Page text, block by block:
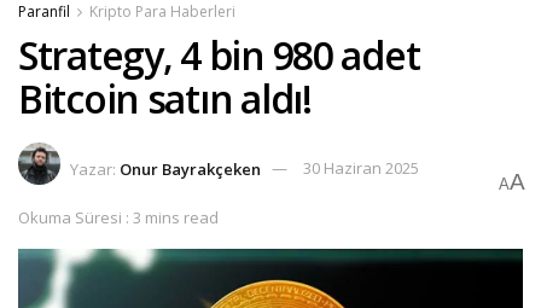
Paranfil Kripto Para Haberleri
Strategy, 4 bin 980 adet
Bitcoin satın aldı!
Yazar: Onur Bayrakçeken 30 Haziran 2025
Okuma Süresi : 3 mins read
AA